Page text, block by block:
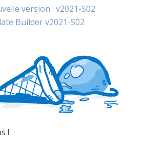
version : v2021-S02
Builder v2021-S02
!